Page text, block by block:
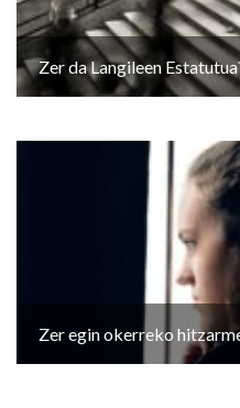
Zer da Langileen
Zer egin okerreko